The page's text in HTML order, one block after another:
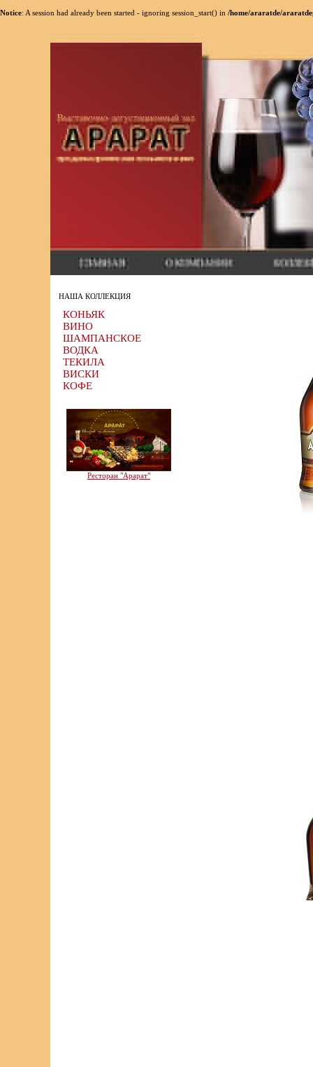
Notice: A session had already been started - ignoring session_start() in /home/araratde/
НАША КОЛЛЕКЦИЯ
КОНЬЯК
ВИНО
ШАМПАНСКОЕ
ВОДКА
ТЕКИЛА
ВИСКИ
КОФЕ
Ресторан "Арарат"